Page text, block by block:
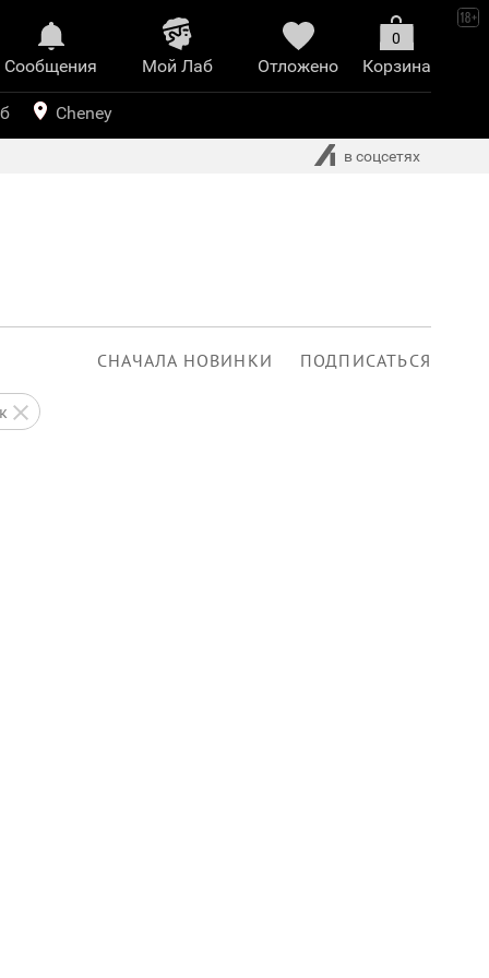
СНАЧАЛА НОВИНКИ ПОДПИСАТЬСЯ
Сообщения
Mой Лаб​
иринт
Отложено
0
Корзина
Cheney
в соцсетях